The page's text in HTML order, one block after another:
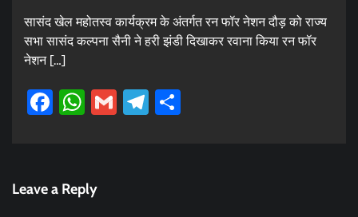
सासंद खेल महोतस्व कार्यक्रम के अंतर्गत रन फॉर नेशन दौड़ को राज्य
सभा सासंद कल्पना सैनी ने हरी झंडी दिखाकर रवाना किया रन फॉर
नेशन […]
Facebook
WhatsApp
GmailTelegram
Leave a Reply